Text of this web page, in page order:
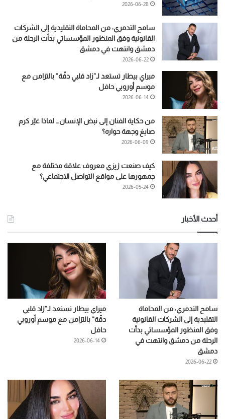
2026-06-28
سامح التدمري: من المحاماة التقليدية إلى الشركات
القانونية وفق المنظور المؤسساتي بدأت الرحلة من
دمشق وانتهت في دمشق
2026-06-22
ميراي بيطار تستعد لـ”زاد قلبي دقّة” بالتزامن مع
موسم أوروبي حافل
2026-06-14
من حكاية الفنان إلى نبض الإنسان… لماذا غيّر كرم
صايغ وجهة حواره؟
2026-06-09
كيف صنعت زيزي معروف علاقة مختلفة مع
جمهورها على مواقع التواصل الاجتماعي؟
2026-05-24
أحدث الأخبار
سامح التدمري: من المحاماة
التقليدية إلى الشركات القانونية
وفق المنظور المؤسساتي بدأت
الرحلة من دمشق وانتهت في
دمشق
2026-06-22
ميراي بيطار تستعد لـ”زاد قلبي
دقّة” بالتزامن مع موسم أوروبي
حافل
2026-06-14